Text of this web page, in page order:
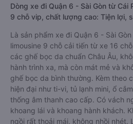
Dòng xe đi Quận 6 - Sài Gòn từ Cái
9 chỗ vip, chất lượng cao: Tiện lợi,
Là sản phẩm xe đi Quận 6 - Sài
limousine 9 chỗ cải tiến từ xe 16
các ghế bọc da chuẩn Châu Âu,
hành trình xa, mà còn mát mẻ và
ghế bọc da bình thường. Kèm theo
hiện đại như ti-vi, tủ lạnh mini, ổ
thống âm thanh cao cấp. Có vách
khoang lái và khoang hành khách.
ngồi rất thoải mái, không nhồi nhét.